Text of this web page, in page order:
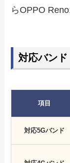
らOPPO
対応バンド
項目
対応5Gバンド